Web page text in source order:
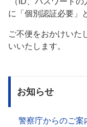
に「個別認証必要」
ご不便をおかけいた
いいたします。
お知らせ
警察庁からのご案